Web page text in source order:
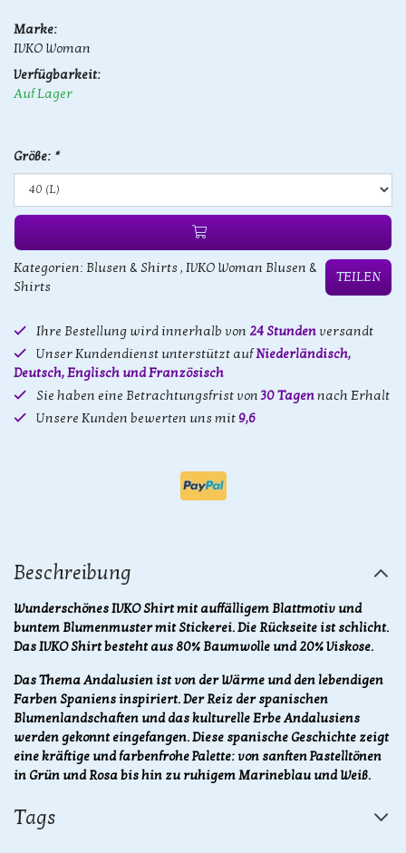
Marke:
IVKO Woman
Verfügbarkeit:
Auf Lager
Größe: *
Kategorien: Blusen & Shirts, IVKO Woman Blusen &
Shirts
TEILEN
Ihre Bestellung wird innerhalb von 24 Stunden versandt
Unser Kundendienst unterstützt aufNiederländisch,
Deutsch, Englisch und Französisch
Sie haben eine Betrachtungsfrist von30 Tagennach Erhalt
Unsere Kunden bewerten uns mit 9,6
Beschreibung
Wunderschönes IVKO Shirt mit auffälligem Blattmotiv und
buntem Blumenmuster mit Stickerei. Die Rückseite ist schlicht.
Das IVKO Shirt besteht aus 80% Baumwolle und 20% Viskose.
Das Thema Andalusien ist von der Wärme und den lebendigen
Farben Spaniens inspiriert. Der Reiz der spanischen
Blumenlandschaften und das kulturelle Erbe Andalusiens
werden gekonnt eingefangen. Diese spanische Geschichte zeigt
eine kräftige und farbenfrohe Palette: von sanften Pastelltönen
in Grün und Rosa bis hin zu ruhigem Marineblau und Weiß.
Tags